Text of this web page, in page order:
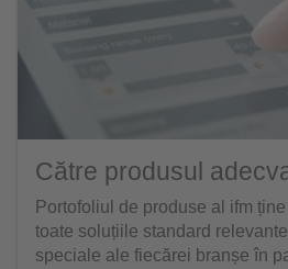
Către produsul
Portofoliul de produse al ifm
toate soluțiile standard
speciale ale fiecărei branșe în